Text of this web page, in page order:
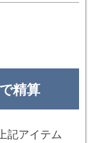
精算
記アイテム